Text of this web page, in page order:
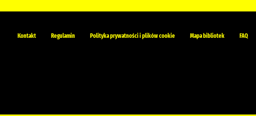
Kontakt Regulamin Polityka prywatności i plików cookie Mapa bibliotek FAQ